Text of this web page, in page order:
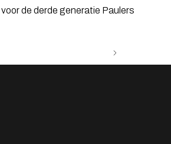
de derde generatie Paulers